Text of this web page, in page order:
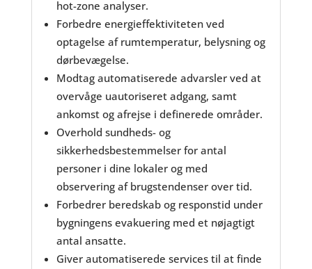
hot-zone analyser.
Forbedre energieffektiviteten ved
optagelse af rumtemperatur, belysning og
dørbevægelse.
Modtag automatiserede advarsler ved at
overvåge uautoriseret adgang, samt
ankomst og afrejse i definerede områder.
Overhold sundheds- og
sikkerhedsbestemmelser for antal
personer i dine lokaler og med
observering af brugstendenser over tid.
Forbedrer beredskab og responstid under
bygningens evakuering med et nøjagtigt
antal ansatte.
Giver automatiserede services til at finde